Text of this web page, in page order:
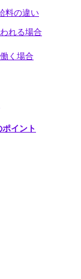
料の違い
れる場合
く場合
イント